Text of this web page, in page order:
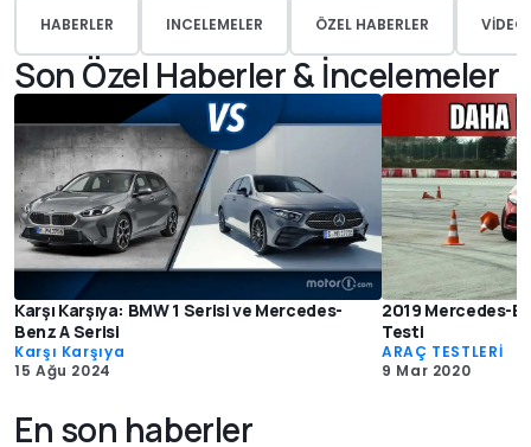
HABERLER INCELEMELER ÖZEL HABERLER
Son Özel Haberler & İncelemeler
Karşı Karşıya: BMW 1 Serisi ve Mercedes-
Benz A Serisi
Karşı Karşıya
15 Ağu 2024
2019 Mercedes-
Testi
ARAÇ TESTLERİ
9 Mar 2020
En son haberler